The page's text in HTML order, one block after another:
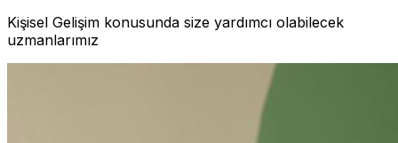
Kişisel Gelişim konusunda size yardımcı olabilecek
uzmanlarımız